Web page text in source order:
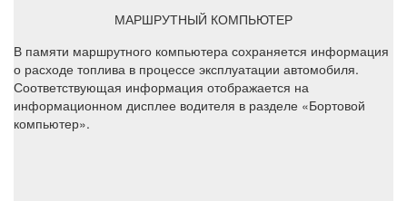
МАРШРУТНЫЙ КОМПЬЮТЕР
В памяти маршрутного компьютера сохраняется информация
о расходе топлива в процессе эксплуатации автомобиля.
Соответствующая информация отображается на
информационном дисплее водителя в разделе «Бортовой
компьютер».